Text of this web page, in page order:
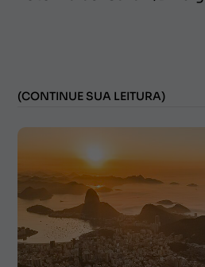
(CONTINUE SUA LEITURA)